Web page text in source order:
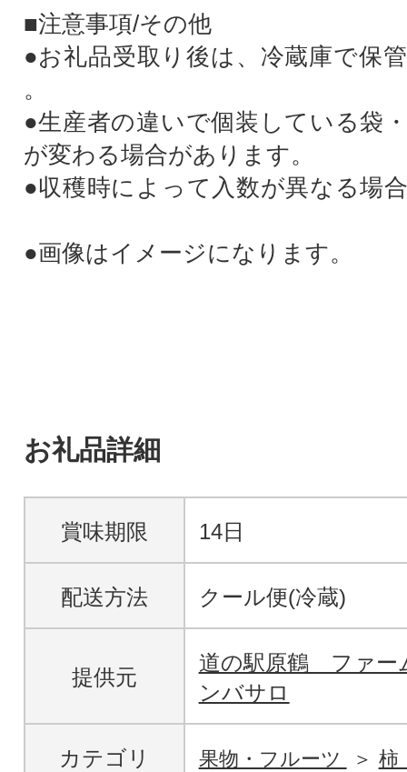
■注意事項/その他
●お礼品受取り後は、冷蔵庫で保
。
●生産者の違いで個装している袋
が変わる場合があります。
●収穫時によって入数が異なる場
●画像はイメージになります。
お礼品詳細
賞味期限 14日
配送方法 クール便(冷蔵)
提供元
道の駅原鶴 ファー
ンバサロ
カテゴリ 果物・フルーツ 柿